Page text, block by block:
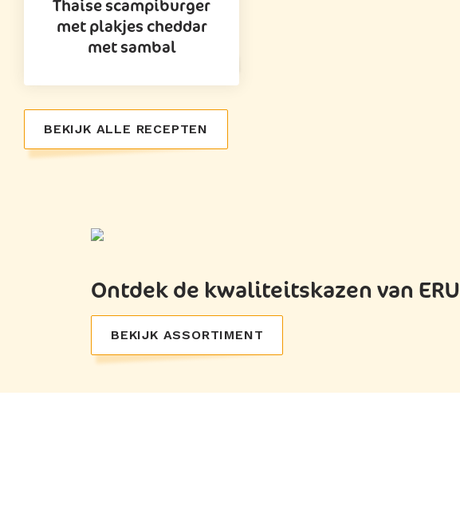
Thaise scampiburger
met plakjes cheddar
met sambal
BEKIJK ALLE RECEPTEN
Ontdek de kwaliteitskazen van ERU
BEKIJK ASSORTIMENT